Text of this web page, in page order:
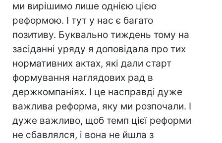
ми вирішимо лише однією цією
реформою. І тут у нас є багато
позитиву. Буквально тиждень тому на
засіданні уряду я доповідала про тих
нормативних актах, які дали старт
формування наглядових рад в
держкомпаніях. І це насправді дуже
важлива реформа, яку ми розпочали. І
дуже важливо, щоб темп цієї реформи
не сбавлялся, і вона не йшла з